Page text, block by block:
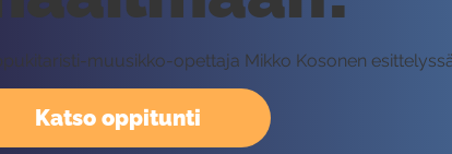
Katso oppitunti
muusikko-opettaja Mikko Kosonen